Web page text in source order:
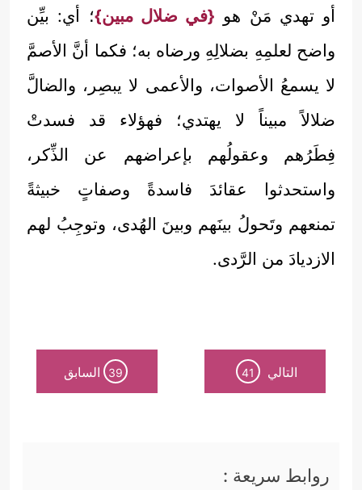
أو تهدي مَنْ هو {في ضلال مبين}؛ أي: بيِّن
واضح لعلمِهِ بضلالِهِ ورضاه به؛ فكما أنَّ الأصمَّ
لا يسمعُ الأصوات، والأعمى لا يبصِر، والضالَّ
ضلالاً مبيناً لا يهتدي؛ فهؤلاء قد فسدتْ
فِطَرُهم وعقولُهم بإعراضهم عن الذِّكر،
واستحدثوا عقائدَ فاسدةً وصفاتٍ خبيثةً
تمنعهم وتَحولُ بينَهم وبينَ الهُدى، وتوجِبُ لهم
الازديادَ من الرَّدى.
التالي 41
39 السابق
روابط سريعة :